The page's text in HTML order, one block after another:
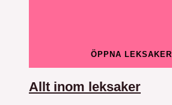
ÖPPNA LEKSAKER
Allt inom leksaker